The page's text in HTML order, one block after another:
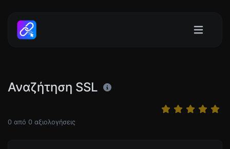
Αναζήτηση SSL
0 από 0 αξιολογήσεις